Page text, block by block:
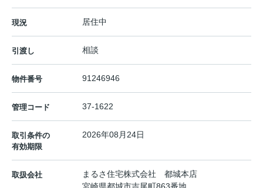
現況 居住中
引渡し 相談
物件番号 91246946
管理コード 37-1622
取引条件の
有効期限
2026年08月24日
取扱会社
まるさ住宅株式会社 都城本店